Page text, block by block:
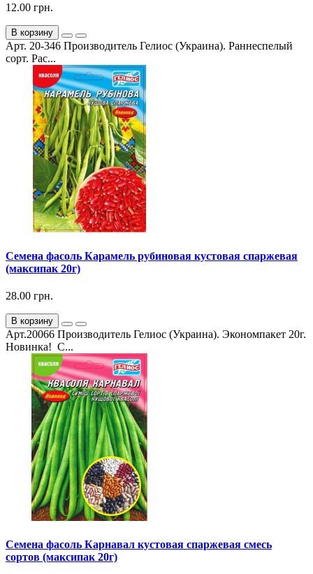
12.00 грн.
В корзину
Арт. 20-346 Производитель Гелиос (Украина). Раннеспелый
сорт. Рас...
Семена фасоль Карамель рубиновая кустовая спаржевая
(максипак 20г)
28.00 грн.
В корзину
Арт.20066 Производитель Гелиос (Украина). Экономпакет 20г.
Новинка! С...
Семена фасоль Карнавал кустовая спаржевая смесь
сортов (максипак 20г)